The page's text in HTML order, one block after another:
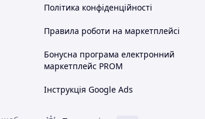
Політика конфіденційності
Правила роботи на маркетплейсі
Бонусна програма електронний
маркетплейс PROM
Інструкція Google Ads